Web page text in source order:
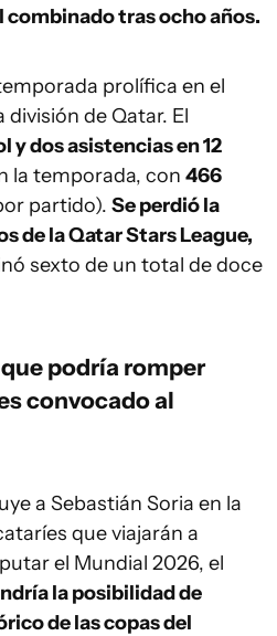
combinado tras ocho años.
prolífica en el
división de Qatar. El
y dos asistencias en 12
la temporada, con 466
partido). Se perdió la
de la Qatar Stars League,
sexto de un total de doce
podría romper
convocado al
a Sebastián Soria en la
que viajarán a
el Mundial 2026, el
la posibilidad de
de las copas del